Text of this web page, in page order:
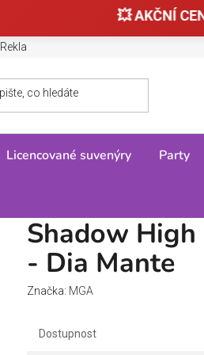
💥 AKČNÍ
Reklamace, výměny a vrácení zboží
Licencované suvenýry Party
Shadow High
- Dia Mante
Značka: MGA
Dostupnost